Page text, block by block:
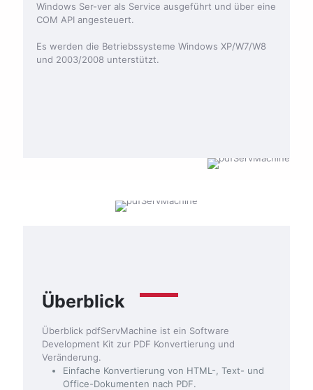
Windows Ser-ver als Service ausgeführt und über eine
COM API angesteuert.
Es werden die Betriebssysteme Windows XP/W7/W8
und 2003/2008 unterstützt.
Überblick
Überblick pdfServMachine ist ein Software
Development Kit zur PDF Konvertierung und
Veränderung.
Einfache Konvertierung von HTML-, Text- und
Office-Dokumenten nach PDF.